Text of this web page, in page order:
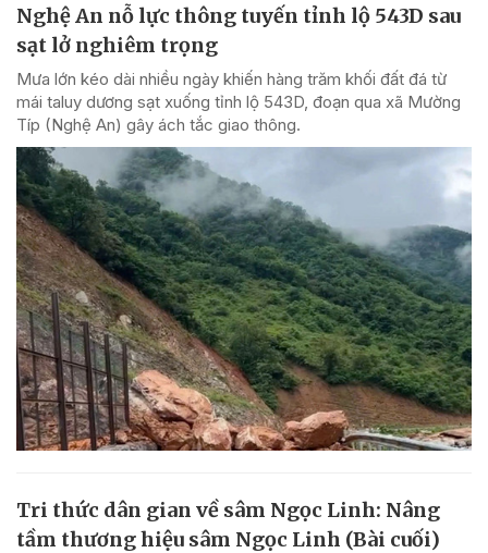
Nghệ An nỗ lực thông tuyến tỉnh lộ 543D sau
sạt lở nghiêm trọng
Mưa lớn kéo dài nhiều ngày khiến hàng trăm khối đất đá từ
mái taluy dương sạt xuống tỉnh lộ 543D, đoạn qua xã Mường
Típ (Nghệ An) gây ách tắc giao thông.
Tri thức dân gian về sâm Ngọc Linh: Nâng
tầm thương hiệu sâm Ngọc Linh (Bài cuối)